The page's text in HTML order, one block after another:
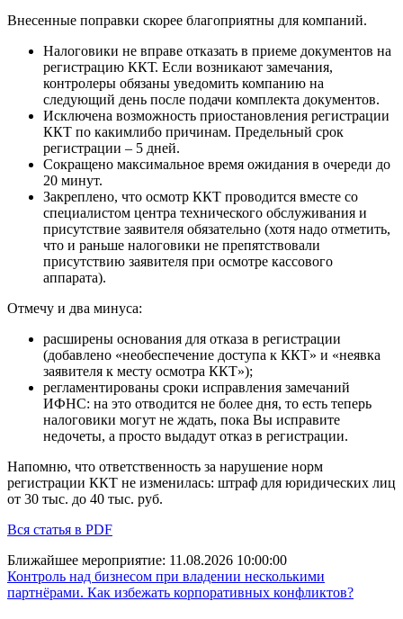
Внесенные поправки скорее благоприятны для компаний.
Налоговики не вправе отказать в приеме документов на
регистрацию ККТ. Если возникают замечания,
контролеры обязаны уведомить компанию на
следующий день после подачи комплекта документов.
Исключена возможность приостановления регистрации
ККТ по какимлибо причинам. Предельный срок
регистрации – 5 дней.
Сокращено максимальное время ожидания в очереди до
20 минут.
Закреплено, что осмотр ККТ проводится вместе со
специалистом центра технического обслуживания и
присутствие заявителя обязательно (хотя надо отметить,
что и раньше налоговики не препятствовали
присутствию заявителя при осмотре кассового
аппарата).
Отмечу и два минуса:
расширены основания для отказа в регистрации
(добавлено «необеспечение доступа к ККТ» и «неявка
заявителя к месту осмотра ККТ»);
регламентированы сроки исправления замечаний
ИФНС: на это отводится не более дня, то есть теперь
налоговики могут не ждать, пока Вы исправите
недочеты, а просто выдадут отказ в регистрации.
Напомню, что ответственность за нарушение норм
регистрации ККТ не изменилась: штраф для юридических лиц
от 30 тыс. до 40 тыс. руб.
Вся статья в PDF
Ближайшее мероприятие: 11.08.2026 10:00:00
Контроль над бизнесом при владении несколькими
партнёрами. Как избежать корпоративных конфликтов?